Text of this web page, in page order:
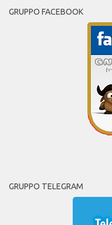
GRUPPO FACEBOOK
GRUPPO TELEGRAM